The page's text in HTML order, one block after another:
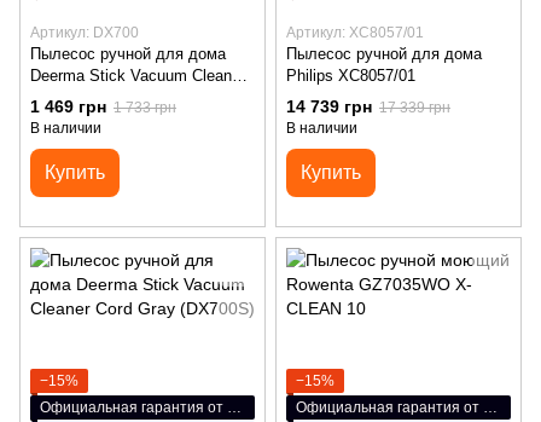
Артикул: DX700
Пылесос ручной для дома
Deerma Stick Vacuum Cleaner
Cord White (DX700)
1 469 грн 1 733 грн
В наличии
Купить
Артикул: XC8057/01
Пылесос ручной для дома
Philips XC8057/01
14 739 грн 17 339 грн
В наличии
Купить
−15%
−15%